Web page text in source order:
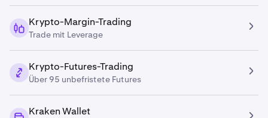
Krypto-Margin-Trading
Trade mit Leverage
Krypto-Futures-Trading
Über 95 unbefristete Futures
Kraken Wallet